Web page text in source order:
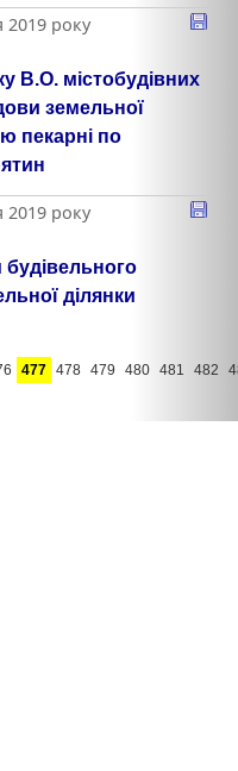
2019 року
В.О. містобудівних
земельної
пекарні по
2019 року
ділянки
477 478 479 480 481 482